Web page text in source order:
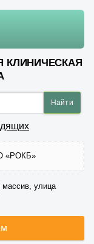
КЛИНИЧЕСКАЯ
«РОКБ»
массив, улица